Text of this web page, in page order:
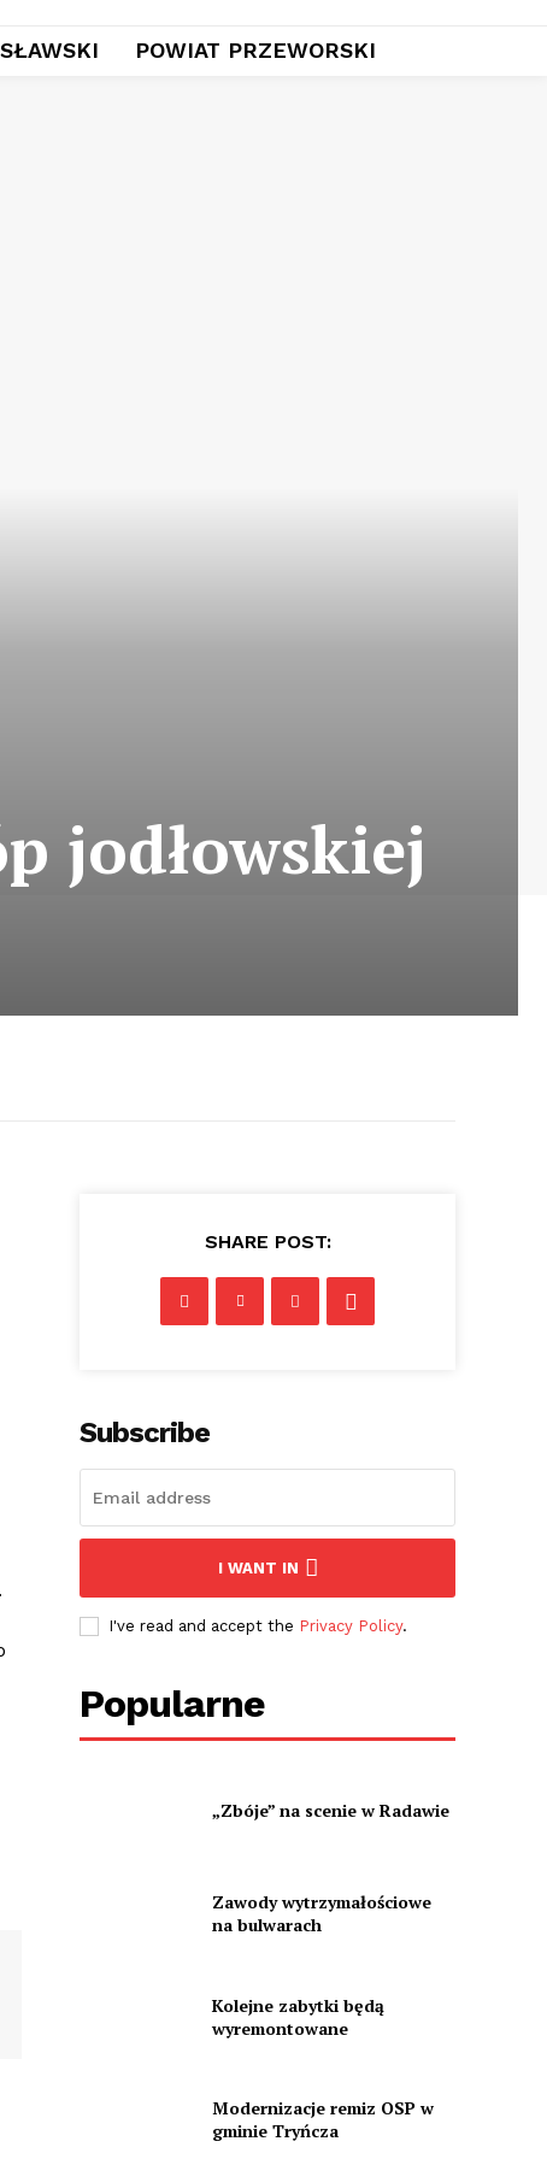
POWIAT PRZEWORSKI
jodłowskiej
.
SHARE POST:
Subscribe
I WANT IN
I've read and accept the Privacy Policy.
Popularne
„Zbóje” na scenie w Radawie
Zawody wytrzymałościowe
na bulwarach
Kolejne zabytki będą
wyremontowane
Modernizacje remiz OSP w
gminie Tryńcza